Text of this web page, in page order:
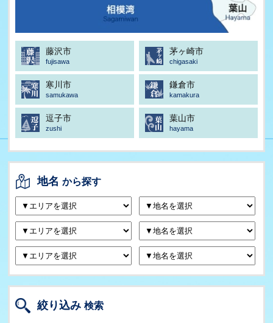
藤沢市
fujisawa
茅ヶ崎市
chigasaki
寒川市
samukawa
鎌倉市
kamakura
逗子市
zushi
葉山市
hayama
地名 から探す
絞り込み 検索